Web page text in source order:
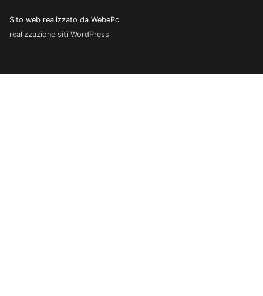
Sito web realizzato da WebePc
realizzazione siti WordPress